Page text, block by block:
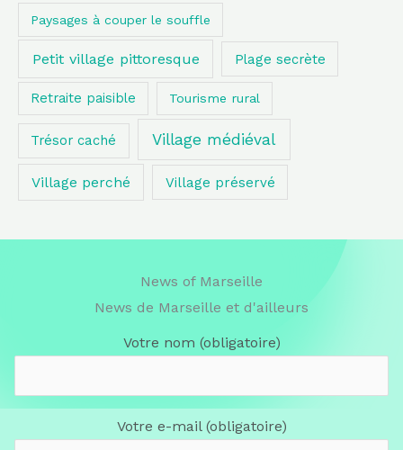
Paysages à couper le souffle
Petit village pittoresque Plage secrète
Retraite paisible Tourisme rural
Trésor caché Village médiéval
Village perché Village préservé
News of Marseille
News de Marseille et d'ailleurs
Votre nom (obligatoire)
Votre e-mail (obligatoire)